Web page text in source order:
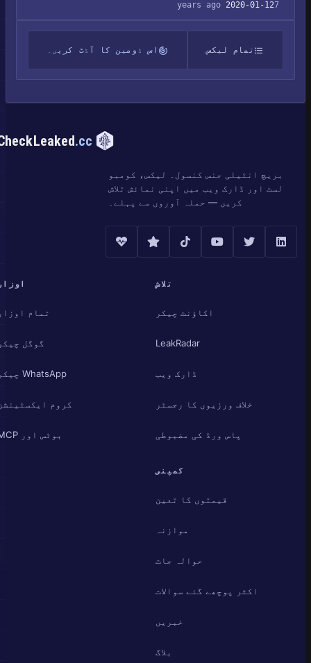
2020-01-12
تمام لیکس اس ڈومین کا آڈٹ کریں۔
CheckLeaked.cc
بریچ انٹیلی جنس کنسول۔ لیکس، کومبو
لسٹ اور ڈارک ویب میں اپنی نمائش تلاش
کریں — حملہ آوروں سے پہلے۔
تلاش
اکاؤنٹ چیکر
LeakRadar
ڈارک ویب
خلاف ورزیوں کا رجسٹر
پاس ورڈ کی مضبوطی
اوزار
تمام اوزار
گوگل چیکر
WhatsApp چیکر
کروم ایکسٹینشن
بوٹس اور MCP
کمپنی
قیمتوں کا تعین
موازنہ
حوالہ جات
اکثر پوچھے گئے سوالات
خبریں
بلاگ